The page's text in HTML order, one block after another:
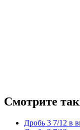
Смотрите
Дробь 3 7/12 в